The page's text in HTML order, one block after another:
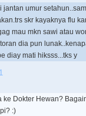
umur
skr kayaknya flu
mau mkn sawi atau
dia pun
diay mati hiksss...tks y
Dokter Hewan?
:)